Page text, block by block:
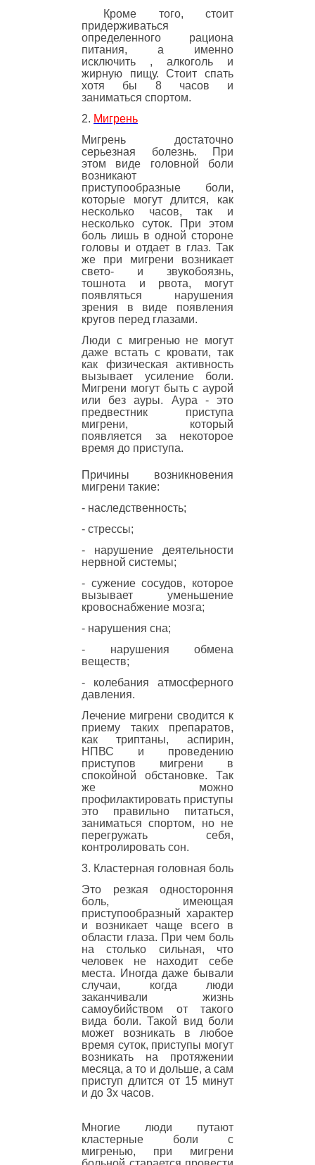
Кроме того, стоит
придерживаться
определенного рациона
питания, а именно
исключить , алкоголь и
жирную пищу. Стоит спать
хотя бы 8 часов и
заниматься спортом.
2. Мигрень
Мигрень достаточно
серьезная болезнь. При
этом виде головной боли
возникают
приступообразные боли,
которые могут длится, как
несколько часов, так и
несколько суток. При этом
боль лишь в одной стороне
головы и отдает в глаз. Так
же при мигрени возникает
свето- и звукобоязнь,
тошнота и рвота, могут
появляться нарушения
зрения в виде появления
кругов перед глазами.
Люди с мигренью не могут
даже встать с кровати, так
как физическая активность
вызывает усиление боли.
Мигрени могут быть с аурой
или без ауры. Аура - это
предвестник приступа
мигрени, который
появляется за некоторое
время до приступа.
Причины возникновения
мигрени такие:
- наследственность;
- стрессы;
- нарушение деятельности
нервной системы;
- сужение сосудов, которое
вызывает уменьшение
кровоснабжение мозга;
- нарушения сна;
- нарушения обмена
веществ;
- колебания атмосферного
давления.
Лечение мигрени сводится к
приему таких препаратов,
как триптаны, аспирин,
НПВС и проведению
приступов мигрени в
спокойной обстановке. Так
же можно
профилактировать приступы
это правильно питаться,
заниматься спортом, но не
перегружать себя,
контролировать сон.
3. Кластерная головная боль
Это резкая одностороння
боль, имеющая
приступообразный характер
и возникает чаще всего в
области глаза. При чем боль
на столько сильная, что
человек не находит себе
места. Иногда даже бывали
случаи, когда люди
заканчивали жизнь
самоубийством от такого
вида боли. Такой вид боли
может возникать в любое
время суток, приступы могут
возникать на протяжении
месяца, а то и дольше, а сам
приступ длится от 15 минут
и до 3х часов.
Многие люди путают
кластерные боли с
мигренью, при мигрени